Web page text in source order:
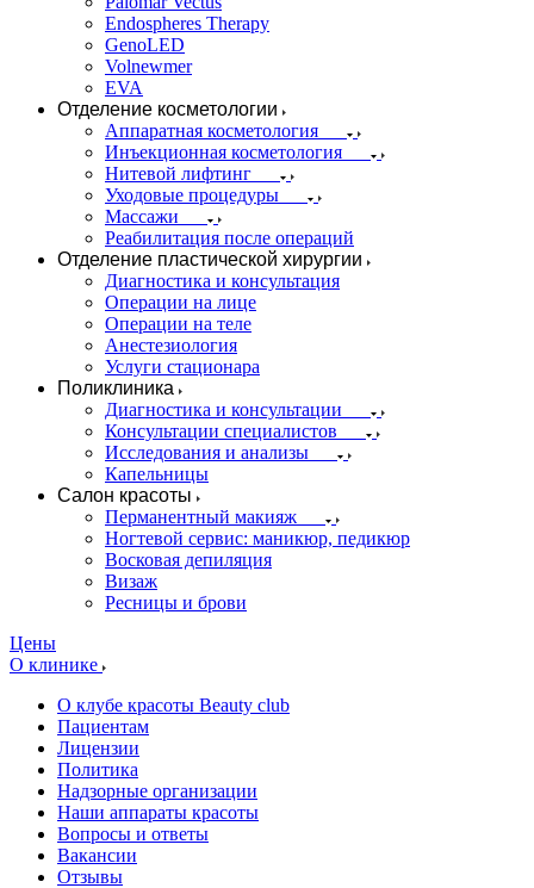
Endospheres Therapy
GenoLED
Volnewmer
EVA
Отделение косметологии
Аппаратная косметология
Инъекционная косметология
Нитевой лифтинг
Уходовые процедуры
Массажи
Реабилитация после операций
Отделение пластической хирургии
Диагностика и консультация
Операции на лице
Операции на теле
Анестезиология
Услуги стационара
Поликлиника
Диагностика и консультации
Консультации специалистов
Исследования и анализы
Капельницы
Салон красоты
Перманентный макияж
Ногтевой сервис: маникюр, педикюр
Восковая депиляция
Визаж
Ресницы и брови
Цены
О клинике
О клубе красоты Beauty club
Пациентам
Лицензии
Политика
Надзорные организации
Наши аппараты красоты
Вопросы и ответы
Вакансии
Отзывы